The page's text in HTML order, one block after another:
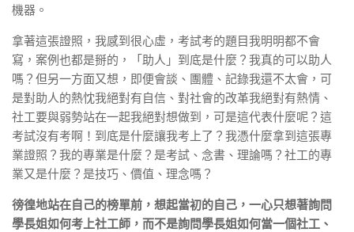
機器。
拿著這張證照，我感到很心虛，考試考的題目我明明都不會
寫，案例也都是掰的，「助人」到底是什麼？我真的可以助人
嗎？但另一方面又想，即便會談、團體、記錄我還不太會，可
是對助人的熱忱我絕對有自信、對社會的改革我絕對有熱情、
社工要與弱勢站在一起我絕對想做到，可是這代表什麼呢？這
考試沒有考啊！到底是什麼讓我考上了？我憑什麼拿到這張專
業證照？我的專業是什麼？是考試、念書、理論嗎？社工的專
業又是什麼？是技巧、價值、理念嗎？
徬徨地站在自己的榜單前，想起當初的自己，一心只想著詢問
學長姐如何考上社工師，而不是詢問學長姐如何當一個社工、